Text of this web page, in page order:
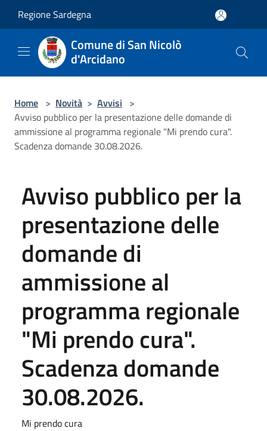
Regione Sardegna
Comune di San Nicolò
d'Arcidano
Home > Novità > Avvisi >
Avviso pubblico per la presentazione delle domande di
ammissione al programma regionale "Mi prendo cura".
Scadenza domande 30.08.2026.
Avviso pubblico per la
presentazione delle
domande di
ammissione al
programma regionale
"Mi prendo cura".
Scadenza domande
30.08.2026.
Mi prendo cura